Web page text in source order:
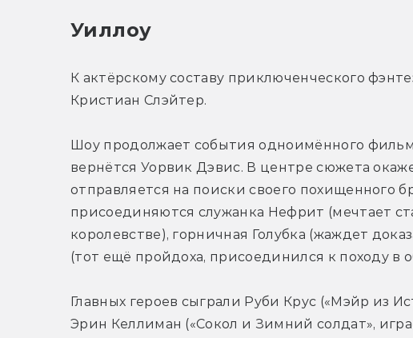
Уиллоу
К актёрскому составу приключенческого
Кристиан Слэйтер.
Шоу продолжает события одноимённого
вернётся Уорвик Дэвис. В центре сюжета
отправляется на поиски своего похищенного
присоединяются служанка Нефрит (мечтает
королевстве), горничная Голубка (жаждет
(тот ещё пройдоха, присоединился к походу в
Главных героев сыграли Руби Крус («Мэйр из
Эрин Келлиман («Сокол и Зимний солдат»,